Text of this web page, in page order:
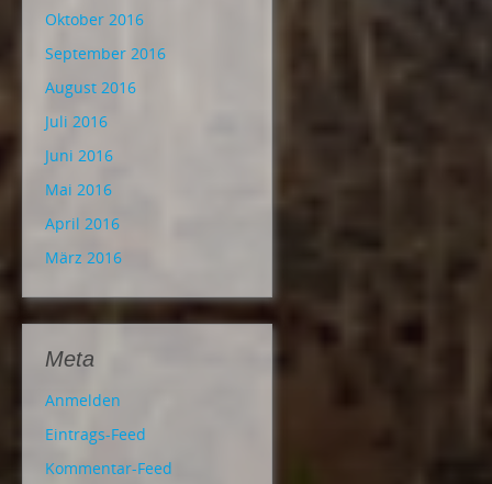
Oktober 2016
September 2016
August 2016
Juli 2016
Juni 2016
Mai 2016
April 2016
März 2016
Meta
Anmelden
Eintrags-Feed
Kommentar-Feed